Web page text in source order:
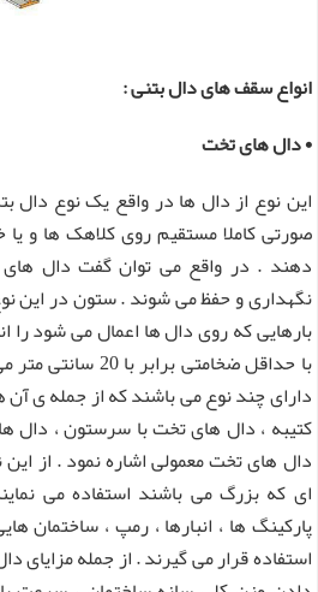
انواع سقف های دال بتنی :
• دال های تخت
این نوع از دال ها در واقع یک نوع دال
صورتی کاملا مستقیم روی کلاهک ها و
دهند . در واقع می توان گفت دال
نگهداری و حفظ می شوند . ستون در این
بارهایی که روی دال ها اعمال می شود را
با حداقل ضخامتی
دارای چند نوع می باشند که از جمله ی
کتیبه ، دال های تخت با سرستون ، دال
دال های تخت معمولی اشاره نمود . از
ای که بزرگ می باشند استفاده می
پارکینگ ها ، انبارها ، رمپ ، ساختمان
استفاده قرار می گیرند . از جمله